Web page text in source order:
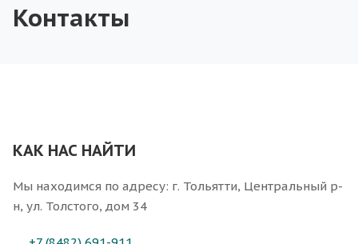
Контакты
КАК НАС НАЙТИ
Мы находимся по адресу: г. Тольятти, Центральный р-
н, ул. Толстого, дом 34